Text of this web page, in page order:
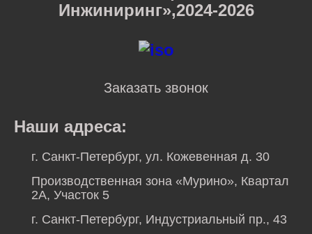
Инжиниринг»,2024-2026
Заказать звонок
Наши адреса:
г. Санкт-Петербург, ул. Кожевенная д. 30
Производственная зона «Мурино», Квартал
2А, Участок 5
г. Санкт-Петербург, Индустриальный пр., 43